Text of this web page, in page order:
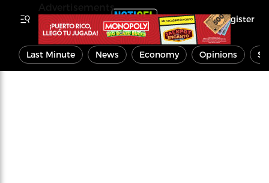
Register
Last Minute News Economy Opinions
Advertisements